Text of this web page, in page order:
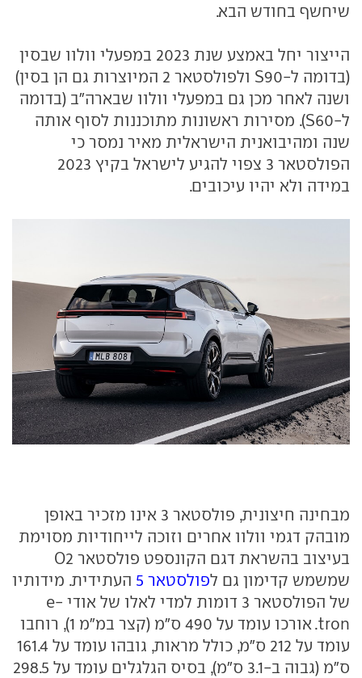
שיחשף בחודש הבא.
הייצור יחל באמצע שנת 2023 במפעלי וולוו שבסין
(בדומה ל-S90 ולפולסטאר 2 המיוצרות גם הן בסין)
ושנה לאחר מכן גם במפעלי וולוו שבארה"ב (בדומה
ל-S60). מסירות ראשונות מתוכננות לסוף אותה
שנה ומהיבואנית הישראלית מאיר נמסר כי
הפולסטאר 3 צפוי להגיע לישראל בקיץ 2023
במידה ולא יהיו עיכובים.
מבחינה חיצונית, פולסטאר 3 אינו מזכיר באופן
מובהק דגמי וולוו אחרים וזוכה לייחודיות מסוימת
בעיצוב בהשראת דגם הקונספט פולסטאר O2
שמשמש קדימון גם לפולסטאר 5
העתידית. מידותיו
של הפולסטאר 3 דומות למדי לאלו של אודי e-
tron. אורכו עומד על 490 ס"מ (קצר במ"מ 1), רוחבו
עומד על 212 ס"מ, כולל מראות, גובהו עומד על 161.4
ס"מ (גבוה ב-3.1 ס"מ), בסיס הגלגלים עומד על 298.5